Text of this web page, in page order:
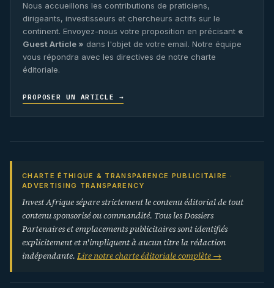
Nous accueillons les contributions de praticiens,
dirigeants, investisseurs et chercheurs actifs sur le
continent. Envoyez-nous votre proposition en précisant «
Guest Article » dans l'objet de votre email. Notre équipe
vous répondra avec les directives de notre charte
éditoriale.
PROPOSER UN ARTICLE →
CHARTE ÉTHIQUE & TRANSPARENCE PUBLICITAIRE ·
ADVERTISING TRANSPARENCY
Invest Afrique sépare strictement le contenu éditorial de tout
contenu sponsorisé ou commandité. Tous les Dossiers
Partenaires et emplacements publicitaires sont identifiés
explicitement et n'impliquent à aucun titre la rédaction
indépendante. Lire notre charte éditoriale complète →